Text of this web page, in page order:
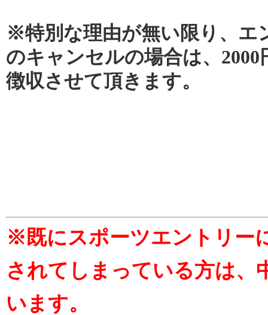
※特別な理由が無い限り、エ
のキャンセルの場合は、
徴収させて頂きます。
※既にスポーツエントリー
されてしまっている方は、
います。